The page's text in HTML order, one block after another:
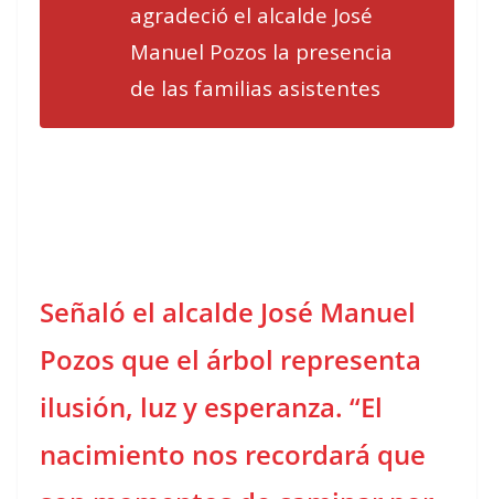
agradeció el alcalde José
Manuel Pozos la presencia
de las familias asistentes
Señaló el alcalde José Manuel
Pozos que el árbol representa
ilusión, luz y esperanza. “El
nacimiento nos recordará que